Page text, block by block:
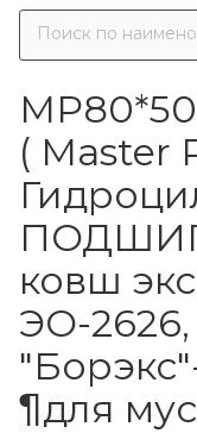
( Master
ковш
ЭО-2626,
¶для